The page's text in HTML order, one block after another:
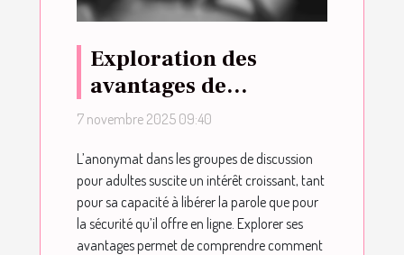
Exploration des
avantages de
l'anonymat dans les
pour adultes
7 novembre 2025 09:40
L’anonymat dans les groupes de discussion
pour adultes suscite un intérêt croissant, tant
pour sa capacité à libérer la parole que pour
la sécurité qu’il offre en ligne. Explorer ses
avantages permet de comprendre comment